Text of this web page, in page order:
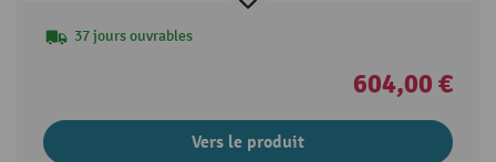
37 jours ouvrables
604,00 €
Vers le produit